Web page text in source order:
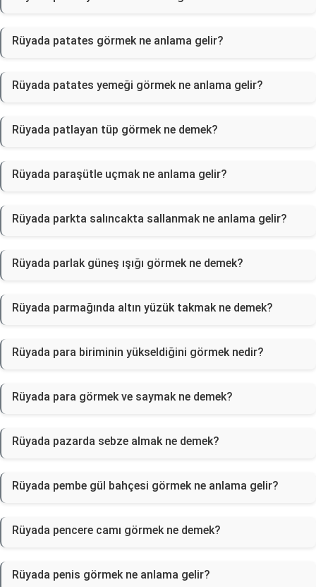
Rüyada patates görmek ne anlama gelir?
Rüyada patates yemeği görmek ne anlama gelir?
Rüyada patlayan tüp görmek ne demek?
Rüyada paraşütle uçmak ne anlama gelir?
Rüyada parkta salıncakta sallanmak ne anlama gelir?
Rüyada parlak güneş ışığı görmek ne demek?
Rüyada parmağında altın yüzük takmak ne demek?
Rüyada para biriminin yükseldiğini görmek nedir?
Rüyada para görmek ve saymak ne demek?
Rüyada pazarda sebze almak ne demek?
Rüyada pembe gül bahçesi görmek ne anlama gelir?
Rüyada pencere camı görmek ne demek?
Rüyada penis görmek ne anlama gelir?